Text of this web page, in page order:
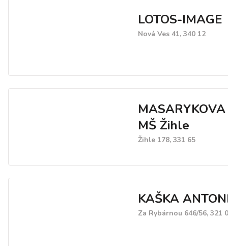
LOTOS-IMAGE
Nová Ves 41, 340 12
MŠ Žihle
Žihle 178, 331 65
KAŠKA
Za Rybárnou 646/56, 321